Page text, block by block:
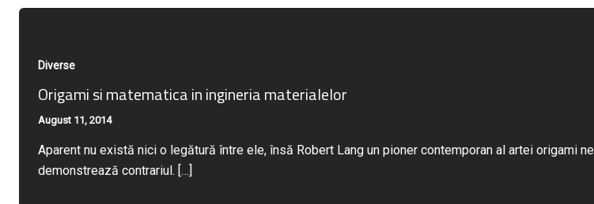
Diverse
Origami si matematica in ingineria materialelor
August 11, 2014
Aparent nu există nici o legătură între ele, însă Robert Lang un pioner contemporan al artei origami ne
demonstrează contrariul. […]